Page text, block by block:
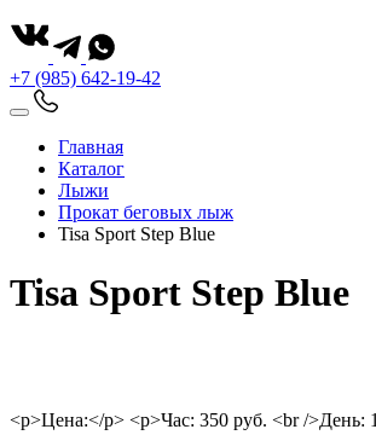
+7 (985) 642-19-42
Главная
Каталог
Лыжи
Прокат беговых лыж
Tisa Sport Step Blue
Tisa Sport Step Blue
<p>Цена:</p> <p>Час: 350 руб. <br />День: